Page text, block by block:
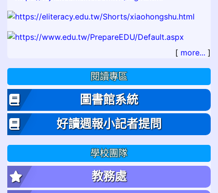
[ more... ]
閱讀專區
圖書館系統
好讀週報小記者提問
學校團隊
教務處